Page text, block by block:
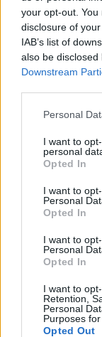
your opt-out.
disclosure of
IAB’s list of
also be
Downstream
Personal
I want to
personal
Opted In
I want to
Personal
Opted In
I want to
Personal
Opted In
I want to
Retention,
Personal
Purposes
Opted Out
0